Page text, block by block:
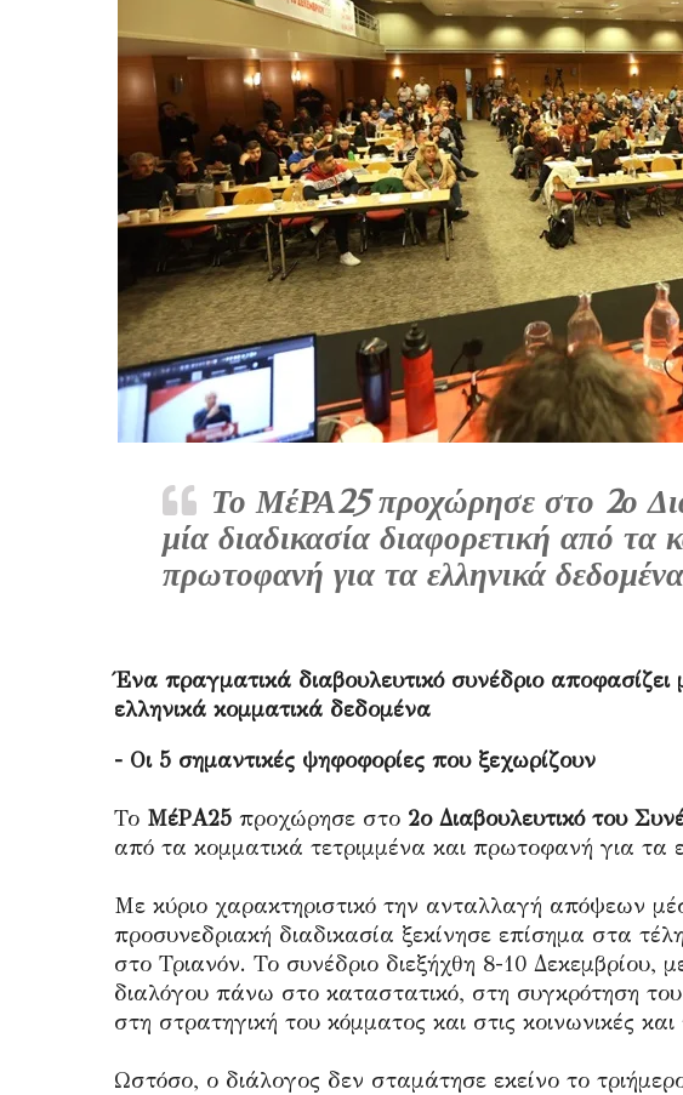
Το ΜέΡΑ25 προχώρησε στο 2ο
μία διαδικασία διαφορετική από τα
πρωτοφανή για τα ελληνικά
Ένα πραγματικά διαβουλευτικό συνέδριο αποφασίζει
ελληνικά κομματικά δεδομένα
- Οι 5 σημαντικές ψηφοφορίες που ξεχωρίζουν
Το ΜέΡΑ25 προχώρησε στο 2ο Διαβουλευτικό του
από τα κομματικά τετριμμένα και πρωτοφανή για τα
Με κύριο χαρακτηριστικό την ανταλλαγή απόψεων
προσυνεδριακή διαδικασία ξεκίνησε επίσημα στα
στο Τριανόν. Το συνέδριο διεξήχθη 8-10 Δεκεμβρίου,
διαλόγου πάνω στο καταστατικό, στη συγκρότηση
στη στρατηγική του κόμματος και στις κοινωνικές και
Ωστόσο, ο διάλογος δεν σταμάτησε εκείνο το